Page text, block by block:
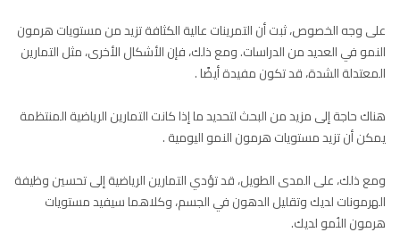
على وجه الخصوص، ثبت أن التمرينات عالية الكثافة تزيد من مستويات هرمون
النمو في العديد من الدراسات. ومع ذلك، فإن الأشكال الأخرى، مثل التمارين
المعتدلة الشدة، قد تكون مفيدة أيضًا .
هناك حاجة إلى مزيد من البحث لتحديد ما إذا كانت التمارين الرياضية المنتظمة
يمكن أن تزيد مستويات هرمون النمو اليومية .
ومع ذلك، على المدى الطويل، قد تؤدي التمارين الرياضية إلى تحسين وظيفة
الهرمونات لديك وتقليل الدهون في الجسم، وكلاهما سيفيد مستويات
هرمون النُمو لديك.